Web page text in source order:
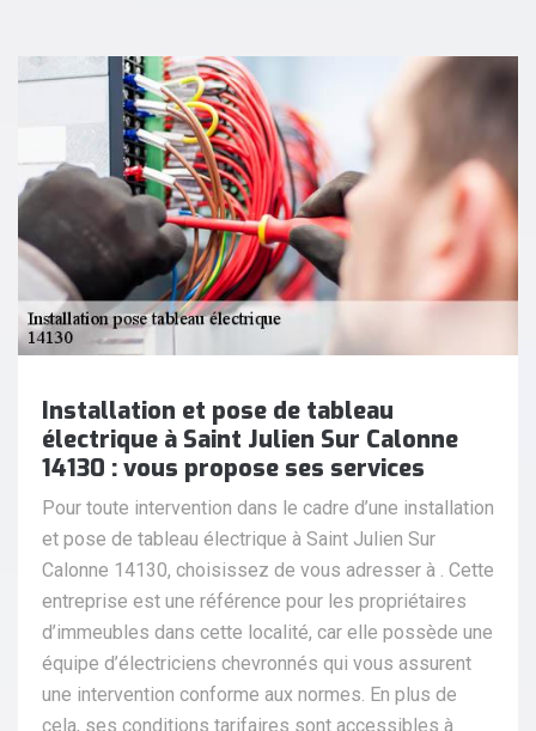
Installation et pose de tableau
électrique à Saint Julien Sur Calonne
14130 : vous propose ses services
Pour toute intervention dans le cadre d’une installation
et pose de tableau électrique à Saint Julien Sur
Calonne 14130, choisissez de vous adresser à . Cette
entreprise est une référence pour les propriétaires
d’immeubles dans cette localité, car elle possède une
équipe d’électriciens chevronnés qui vous assurent
une intervention conforme aux normes. En plus de
cela, ses conditions tarifaires sont accessibles à